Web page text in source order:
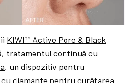
KIWI™ Active Pore & Black
tratamentul continuă cu
, un dispozitiv pentru
diamante pentru curățarea